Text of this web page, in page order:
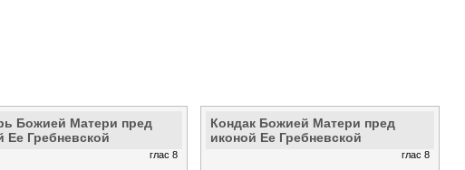
Божией Матери пред
Ее Гребневской
глас 8
Кондак Божией Матери пред
иконой Ее Гребневской
глас 8